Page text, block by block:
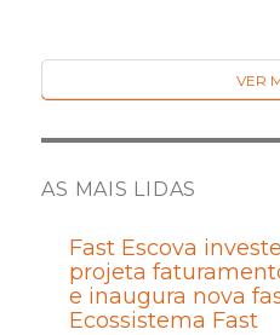
VER
AS MAIS LIDAS
Fast Escova
projeta
e inaugura nova
Ecossistema Fast